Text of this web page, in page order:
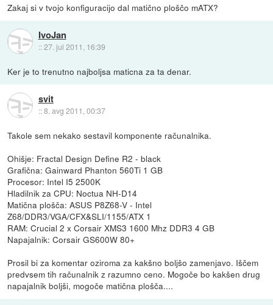
Zakaj si v tvojo konfiguracijo dal matično ploščo mATX?
IvoJan
::27. jul 2011, 16:39
Ker je to trenutno najboljsa maticna za ta denar.
svit
::8. avg 2011, 00:37
Takole sem nekako sestavil komponente računalnika.
Ohišje: Fractal Design Define R2 - black
Grafična: Gainward Phanton 560Ti 1 GB
Procesor: Intel I5 2500K
Hladilnik za CPU: Noctua NH-D14
Matična plošča: ASUS P8Z68-V - Intel
Z68/DDR3/VGA/CFX&SLI/1155/ATX 1
RAM: Crucial 2 x Corsair XMS3 1600 Mhz DDR3 4 GB
Napajalnik: Corsair GS600W 80+
Prosil bi za komentar oziroma za kakšno boljšo zamenjavo. Iščem
predvsem tih računalnik z razumno ceno. Mogoče bo kakšen drug
napajalnik boljši, mogoče matična plošča....